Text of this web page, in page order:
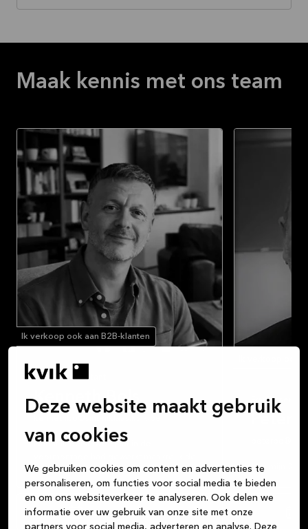
Deze website maakt gebruik
van cookies
We gebruiken cookies om content en advertenties te
personaliseren, om functies voor social media te bieden
en om ons websiteverkeer te analyseren. Ook delen we
informatie over uw gebruik van onze site met onze
partners voor social media, adverteren en analyse. Deze
Maak kennis met ons team
Ik verkoop ook aan B2B-klanten
Keukenconsultant
Kenneth Bols
Nadat ik eerst twee jaar in de
overstap naar de verkoop.
Dankzij die ervaring in de voormontage
ken ik alle kasten en functionele
oplossingen die wij u bij Kvik kunnen
aanbieden.
Maak een afspraak
Met mijn 35